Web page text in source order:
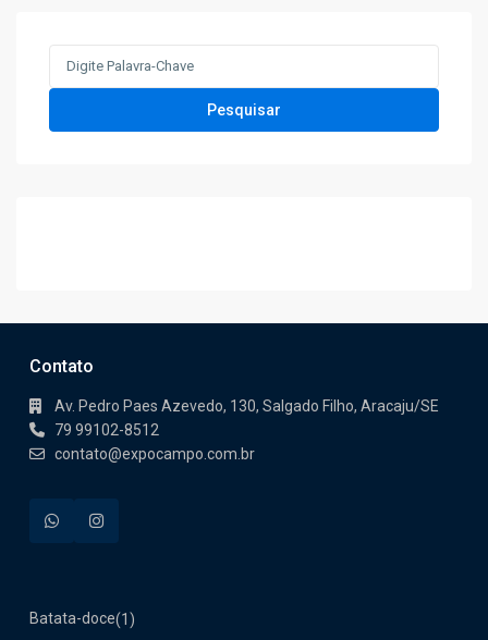
Pesquisar
Contato
Av. Pedro Paes Azevedo, 130, Salgado Filho, Aracaju/SE
79 99102-8512
contato@expocampo.com.br
Batata-doce(1)